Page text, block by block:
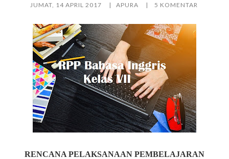
JUMAT, 14 APRIL 2017 APURA 5 KOMENTAR
RENCANA PELAKSANAAN PEMBELAJARAN